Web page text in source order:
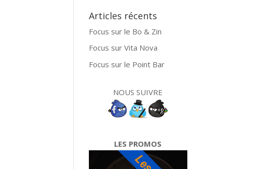
Articles récents
Focus sur le Bo & Zin
Focus sur Vita Nova
Focus sur le Point Bar
NOUS SUIVRE
LES PROMOS